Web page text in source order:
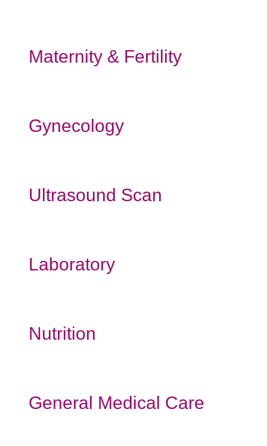
Maternity & Fertility
Gynecology
Ultrasound Scan
Laboratory
Nutrition
General Medical Care